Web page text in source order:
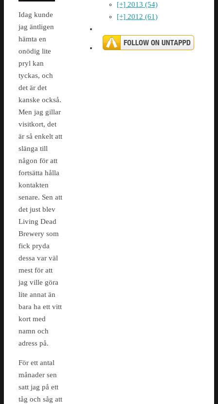
Idag kunde
jag äntligen
hämta en
onödig lite
pryl kan
tyckas, och
det är det
kanske också.
Men jag gillar
visitkort, det
är så enkelt att
slänga till
någon för att
fortsätta hålla
kontakten
senare. Sen att
det just blev
Living Dead
Brewery som
fick pryda
dessa var väl
mest för att
jag ville göra
lite annat än
bara ha ett vitt
kort med
namn och
adress på.
För ett antal
månader sen
satt jag på ett
tåg och såg att
[+] 2013 (54)
[+] 2012 (61)